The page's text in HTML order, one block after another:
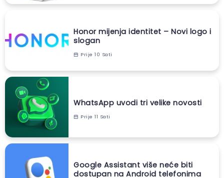
Honor mijenja identitet – Novi logo i
slogan
Prije 10 Sati
WhatsApp uvodi tri velike novosti
Prije 11 Sati
Google Assistant više neće biti
dostupan na Android telefonima